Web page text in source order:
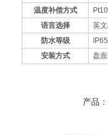
温度补偿方式
语言选择
英文
防水等级
IP65
安装方式
盘
产品：